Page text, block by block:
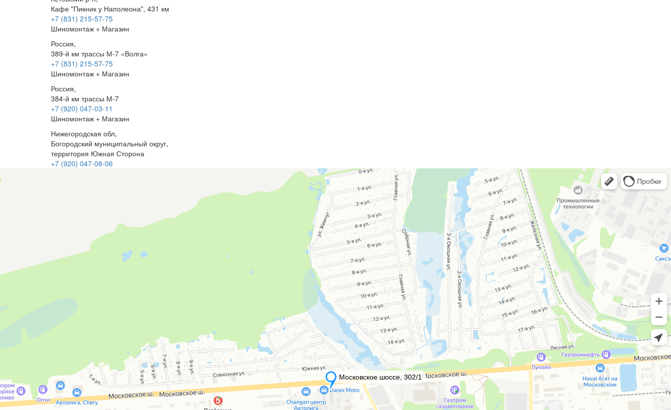
Кафе "Пикник у Наполеона", 431 км
+7 (831) 215-57-75
Шиномонтаж + Магазин
Россия,
389-й км трассы М-7 «Волга»
+7 (831) 215-57-75
Шиномонтаж + Магазин
Россия,
384-й км трассы М-7
+7 (920) 047-03-11
Шиномонтаж + Магазин
Нижегородская обл,
Богородский муниципальный округ,
территория Южная Сторона
+7 (920) 047-08-06